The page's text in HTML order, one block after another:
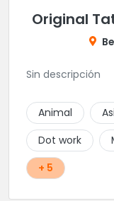
Original
Sin descripción
Animal
Dot work
+ 5